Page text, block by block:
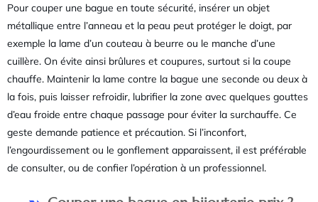
Pour couper une bague en toute sécurité, insérer un objet
métallique entre l’anneau et la peau peut protéger le doigt, par
exemple la lame d’un couteau à beurre ou le manche d’une
cuillère. On évite ainsi brûlures et coupures, surtout si la coupe
chauffe. Maintenir la lame contre la bague une seconde ou deux à
la fois, puis laisser refroidir, lubrifier la zone avec quelques gouttes
d’eau froide entre chaque passage pour éviter la surchauffe. Ce
geste demande patience et précaution. Si l’inconfort,
l’engourdissement ou le gonflement apparaissent, il est préférable
de consulter, ou de confier l’opération à un professionnel.